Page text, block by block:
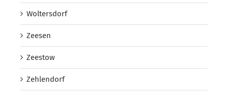
Woltersdorf
Zeesen
Zeestow
Zehlendorf